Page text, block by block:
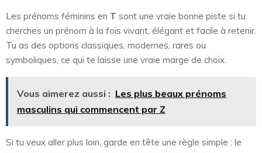
Les prénoms féminins en T sont une vraie bonne piste si tu
cherches un prénom à la fois vivant, élégant et facile à retenir.
Tu as des options classiques, modernes, rares ou
symboliques, ce qui te laisse une vraie marge de choix.
Vous aimerez aussi : Les plus beaux prénoms
masculins qui commencent par Z
Si tu veux aller plus loin, garde en tête une règle simple : le